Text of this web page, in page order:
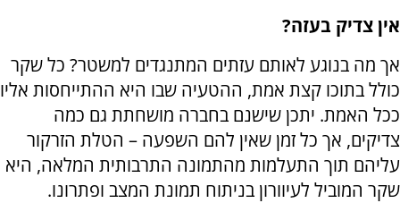
אין צדיק בעזה?
אך מה בנוגע לאותם עזתים המתנגדים למשטר? כל שקר
כולל בתוכו קצת אמת, ההטעיה שבו היא ההתייחסות אליו
ככל האמת. יתכן שישנם בחברה מושחתת גם כמה
צדיקים, אך כל זמן שאין להם השפעה – הטלת הזרקור
עליהם תוך התעלמות מהתמונה התרבותית המלאה, היא
שקר המוביל לעיוורון בניתוח תמונת המצב ופתרונו.